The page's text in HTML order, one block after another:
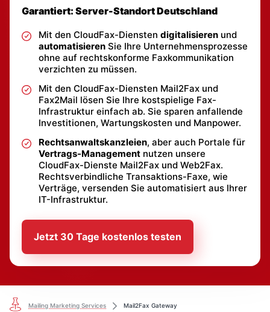
Garantiert: Server-Standort Deutschland
Mit den CloudFax-Diensten digitalisieren und
automatisieren Sie Ihre Unternehmensprozesse
ohne auf rechtskonforme Faxkommunikation
verzichten zu müssen.
Mit den CloudFax-Diensten Mail2Fax und
Fax2Mail lösen Sie Ihre kostspielige Fax-
Infrastruktur einfach ab. Sie sparen anfallende
Investitionen, Wartungskosten und Manpower.
Rechtsanwaltskanzleien, aber auch Portale für
Vertrags-Management nutzen unsere
CloudFax-Dienste Mail2Fax und Web2Fax.
Rechtsverbindliche Transaktions-Faxe, wie
Verträge, versenden Sie automatisiert aus Ihrer
IT-Infrastruktur.
Jetzt 30 Tage kostenlos testen
Mailing Marketing Services Mail2Fax Gateway